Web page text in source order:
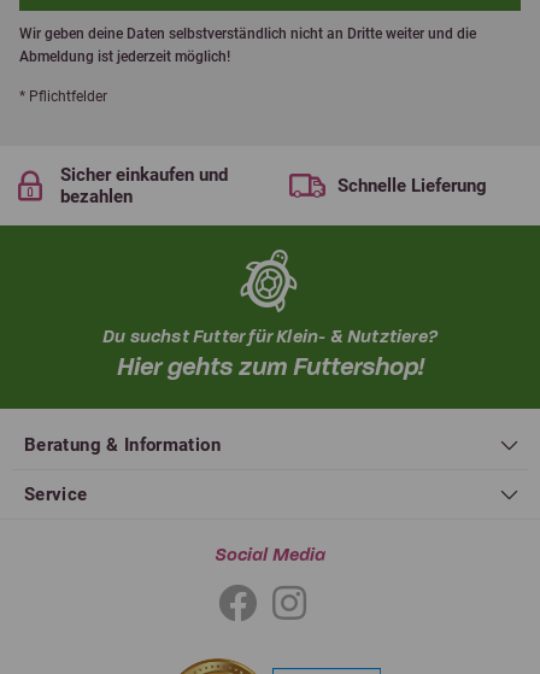
Wir geben deine Daten selbstverständlich nicht an Dritte weiter und die
Abmeldung ist jederzeit möglich!
* Pflichtfelder
Sicher einkaufen und
bezahlen
Schnelle Lieferung
Du suchst Futter für Klein- & Nutztiere?
Hier gehts zum Futtershop!
Beratung & Information
Service
Social Media